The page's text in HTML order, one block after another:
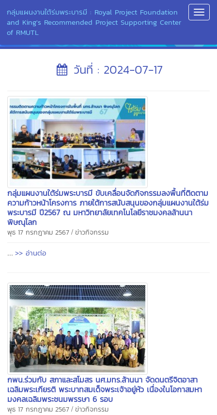
กลุ่มแผนงานใต้ร่มพระบารมี : Royal Project Foundation
and King's Recommended Project Supporting Center
of RMUTL
วันที่ : 2024-07-17
กลุ่มแผนงานใต้ร่มพระบารมี ขับเคลื่อนจัดกิจกรรมลงพื้นที่ติดตาม
ความก้าวหน้าโครงการ ภายใต้การสนับสนุนของกลุ่มแผนงานใต้ร่ม
พระบารมี ปี2567 ณ มหาวิทยาลัยเทคโนโลยีราชมงคลล้านนา
พิษณุโลก
พุธ 17 กรกฎาคม 2567 / ข่าวกิจกรรม
... >> อ่านต่อ
กพน.ร่วมกับ สภาและสโมสร นศ.มทร.ล้านนา จัดดนตรีจิตอาสา
เฉลิมพระเกียรติ พระบาทสมเด็จพระเจ้าอยู่หัว เนื่องในโอกาสมหา
มงคลเฉลิมพระชนมพรรษา 6 รอบ
พุธ 17 กรกฎาคม 2567 / ข่าวกิจกรรม